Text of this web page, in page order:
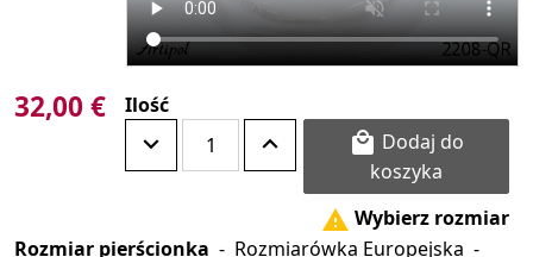
32,00 € Ilość

koszyka
 Wybierz rozmiar
Rozmiar pierścionka - Rozmiarówka Europejska -